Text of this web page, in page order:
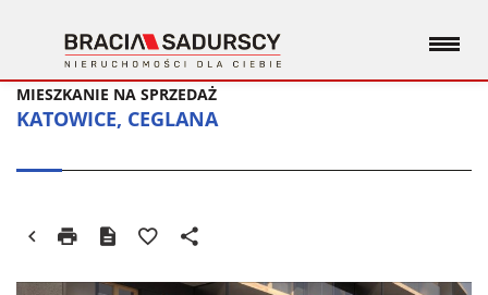
KATOWICE, CEGLANA
MIESZKANIE NA SPRZEDAŻ